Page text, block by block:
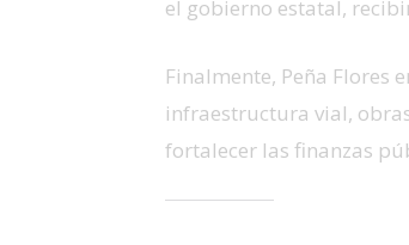
el gobierno estatal,
Finalmente, Peña Flores
infraestructura vial,
fortalecer las finanzas